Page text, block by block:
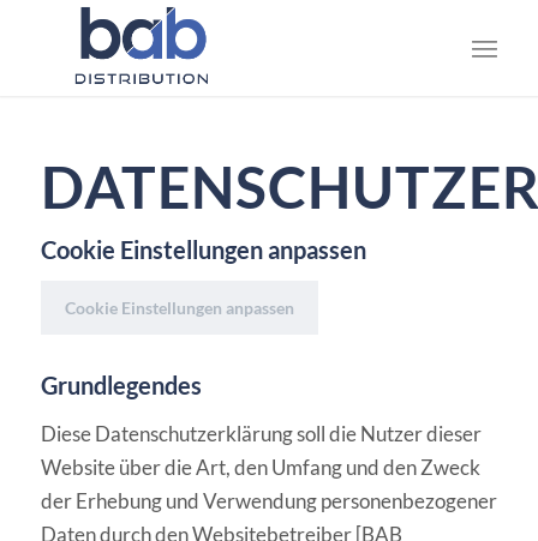
Cookie Einstellungen anpassen
Cookie Einstellungen anpassen
Grundlegendes
Diese Datenschutzerklärung soll die Nutzer dieser
Website über die Art, den Umfang und den Zweck
der Erhebung und Verwendung personenbezogener
Daten durch den Websitebetreiber [BAB